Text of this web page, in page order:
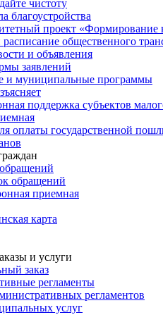
чистоту
благоустройства
проект «Формирование
общественного
и объявления
заявлений
и муниципальные программы
поддержка субъектов
оплаты государственной
обращений
приемная
карта
и услуги
заказ
регламенты
регламентов
услуг